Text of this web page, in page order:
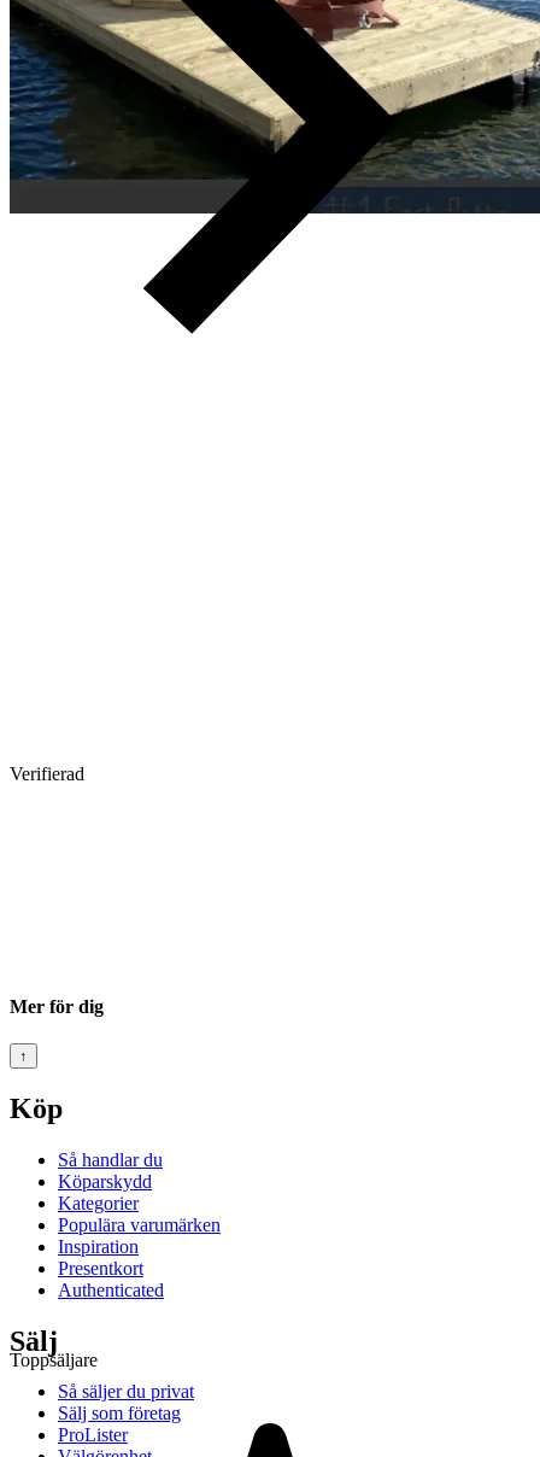
Verifierad
Toppsäljare
Mer för dig
↑
Köp
Så handlar du
Köparskydd
Kategorier
Populära varumärken
Inspiration
Presentkort
Authenticated
Sälj
Så säljer du privat
Sälj som företag
ProLister